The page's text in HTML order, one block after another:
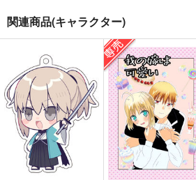
はがねの太陽
しろねこ食堂
740 円 （税込）
RK900×ギャビン
サンプル
作品詳細
ビマヨダマグネット
我
157円 （税込）
ビーマ×ドゥリーヨダナ
サンプル
作品詳細
関連商品(キャラクター)